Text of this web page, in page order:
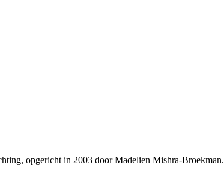
opgericht in 2003 door Madelien Mishra-